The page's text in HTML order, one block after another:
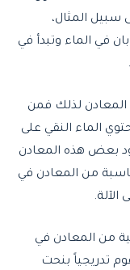
سبيل المثال،
في الماء وتبدأ في
المعادن لذلك فمن
الماء النقي على
بعض هذه المعادن
من المعادن في
من المعادن في
تدريجياً بنحت